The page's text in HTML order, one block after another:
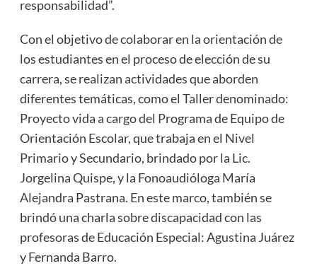
responsabilidad”.
Con el objetivo de colaborar en la orientación de
los estudiantes en el proceso de elección de su
carrera, se realizan actividades que aborden
diferentes temáticas, como el Taller denominado:
Proyecto vida a cargo del Programa de Equipo de
Orientación Escolar, que trabaja en el Nivel
Primario y Secundario, brindado por la Lic.
Jorgelina Quispe, y la Fonoaudióloga María
Alejandra Pastrana. En este marco, también se
brindó una charla sobre discapacidad con las
profesoras de Educación Especial: Agustina Juárez
y Fernanda Barro.